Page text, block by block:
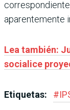
aparentemente
Lea también:
socialice
Etiquetas: #